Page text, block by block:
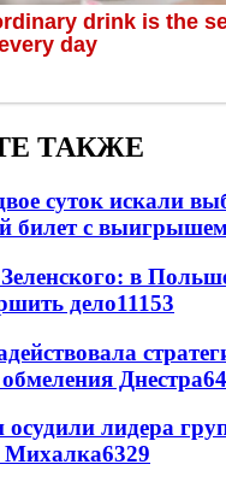
ТАКЖЕ
суток искали
билет с
в
дело11153
Днестра
осудили лидера
Михалка6329